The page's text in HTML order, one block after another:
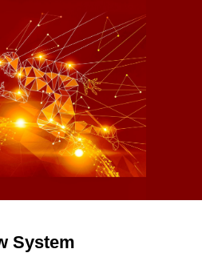
System